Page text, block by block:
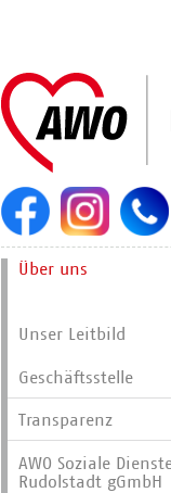
Navigation
Über uns
Unser Leitbild
Geschäftsstelle
Transparenz
AWO Soziale
Rudolstadt gGmbH